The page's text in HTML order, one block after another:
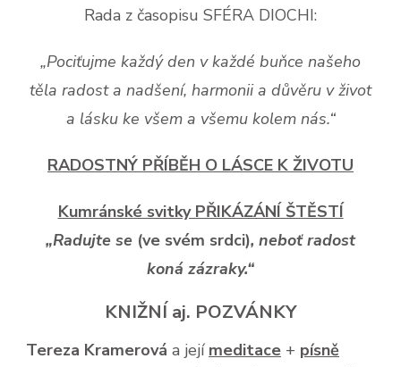
Rada z časopisu SFÉRA DIOCHI:
„Pociťujme každý den v každé buňce našeho
těla radost a nadšení, harmonii a důvěru v život
a lásku ke všem a všemu kolem nás.“
RADOSTNÝ PŘÍBĚH O LÁSCE K ŽIVOTU
Kumránské svitky PŘIKÁZÁNÍ ŠTĚSTÍ
„Radujte se (ve svém srdci), neboť radost
koná zázraky.“
KNIŽNÍ aj. POZVÁNKY
Tereza Kramerová a její meditace + písně